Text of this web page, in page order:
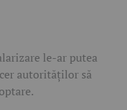
le-ar putea
autorităților să